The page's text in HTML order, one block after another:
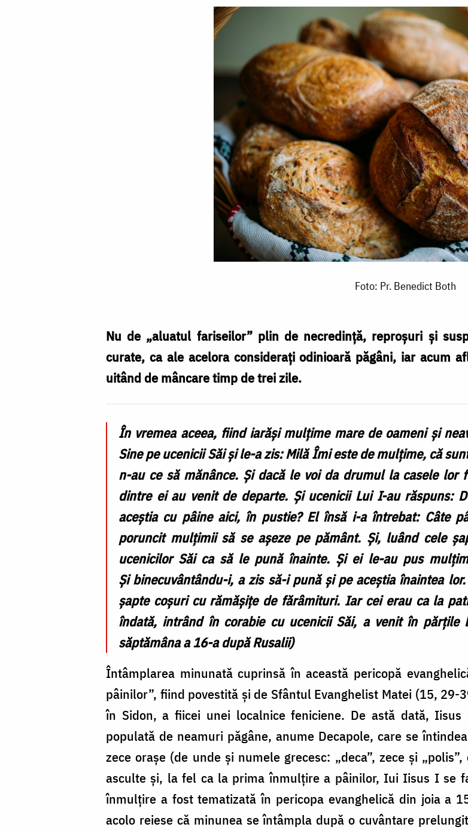
Foto: Pr. Benedict Both
Nu de „aluatul fariseilor” plin de necredință, reproșuri și
curate, ca ale acelora considerați odinioară păgâni, iar acum
uitând de mâncare timp de trei zile.
În vremea aceea, fiind iarăși mulțime mare de oameni și
Sine pe ucenicii Săi și le-a zis: Milă Îmi este de mulțime, că
n-au ce să mănânce. Și dacă le voi da drumul la casele
dintre ei au venit de departe. Și ucenicii Lui I-au răspuns:
aceștia cu pâine aici, în pustie? El însă i-a întrebat: Câte
poruncit mulțimii să se așeze pe pământ. Și, luând cele
ucenicilor Săi ca să le pună înainte. Și ei le-au pus
Și binecuvântându-i, a zis să-i pună și pe aceștia înaintea
șapte coșuri cu rămășițe de fărâmituri. Iar cei erau ca la
îndată, intrând în corabie cu ucenicii Săi, a venit în părțile
săptămâna a 16-a după Rusalii)
Întâmplarea minunată cuprinsă în această pericopă
pâinilor”, fiind povestită și de Sfântul Evanghelist Matei (15, 29-
în Sidon, a fiicei unei localnice feniciene. De astă dată,
populată de neamuri păgâne, anume Decapole, care se
zece orașe (de unde și numele grecesc: „deca”, zece și
asculte și, la fel ca la prima înmulțire a pâinilor, Iui Iisus I se
înmulțire a fost tematizată în pericopa evanghelică din joia a
acolo reiese că minunea se întâmpla după o cuvântare